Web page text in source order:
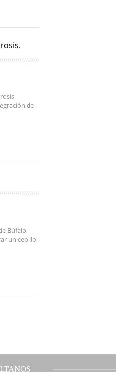
de
Búfalo,
un cepillo